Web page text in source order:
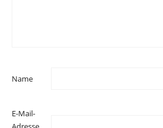
Name
E-Mail-